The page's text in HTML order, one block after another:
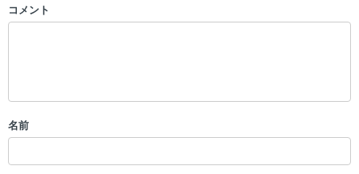
以下の書き込みを禁止とし、場合によってはコメント削除や書き込み制
・一度削除された投稿を再び投稿すること
・アカウントの売買など金銭が絡む内容の投稿
コメント
名前